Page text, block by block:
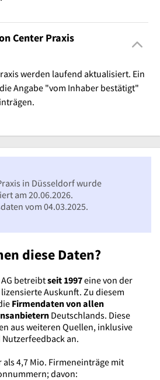
Center Praxis
werden laufend aktualisiert. Ein
Angabe "vom Inhaber bestätigt"
diese Daten?
betreibtseit 1997eine von der
lizensierte Auskunft. Zu diesem
Firmendaten von allen
Deutschlands. Diese
aus weiteren Quellen, inklusive
an.
als 4,7 Mio. Firmeneinträge mit
davon:
in Düsseldorf wurde
am 20.06.2026.
vom 04.03.2025.